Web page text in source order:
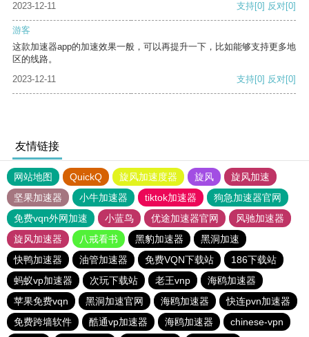
2023-12-11 支持[0] 反对[0]
游客
这款加速器app的加速效果一般，可以再提升一下，比如能够支持更多地
区的线路。
2023-12-11
支持[0] 反对[0]
友情链接
网站地图 QuickQ 旋风加速度器 旋风
旋风加速
坚果加速器
小牛加速器 tiktok加速器
狗急加速器官网
免费vqn外网加速
小蓝鸟 优途加速器官网
风驰加速器
旋风加速器
八戒看书 黑豹加速器
黑洞加速
快鸭加速器
油管加速器 免费VQN下载站
186下载站
蚂蚁vp加速器
次玩下载站 老王vnp
海鸥加速器
苹果免费vqn
黑洞加速官网 海鸥加速器
快连pvn加速器
免费跨墙软件
酷通vp加速器 海鸥加速器 chinese-vpn